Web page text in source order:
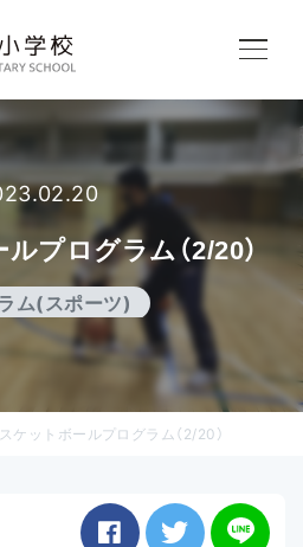
プログラム（2/20）
ム(スポーツ)
ケットボールプログラム（2/20）